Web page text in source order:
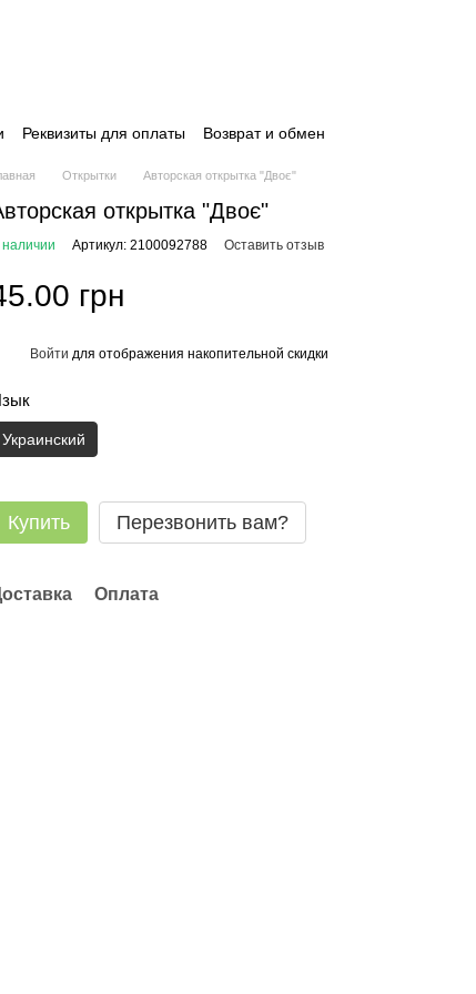
Реквизиты для оплаты Возврат и обмен
Открытки Авторская открытка "Двоє"
открытка "Двоє"
наличии Артикул: 2100092788 Оставить отзыв
грн
Войти для отображения накопительной скидки
Украинский
Купить Перезвонить вам?
Оплата